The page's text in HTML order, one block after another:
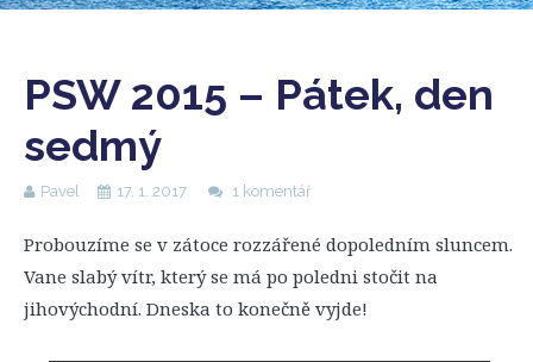
PSW 2015 – Pátek, den
sedmý
Pavel 17. 1. 2017 1 komentář
Probouzíme se v zátoce rozzářené dopoledním sluncem.
Vane slabý vítr, který se má po poledni stočit na
jihovýchodní. Dneska to konečně vyjde!